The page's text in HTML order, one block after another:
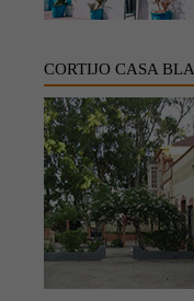
CORTIJO CASA